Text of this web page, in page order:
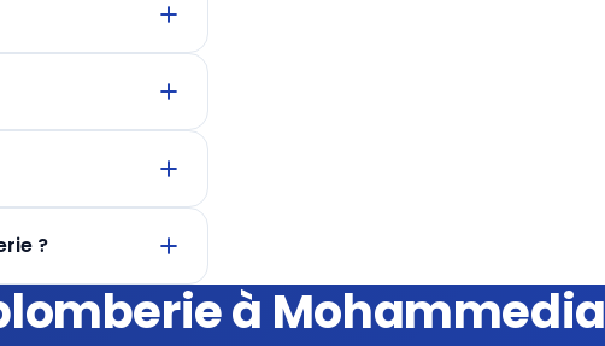
?
à Mohammedia